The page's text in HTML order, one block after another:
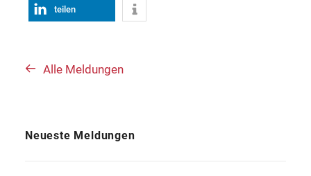
teilen
Alle Meldungen
Neueste Meldungen